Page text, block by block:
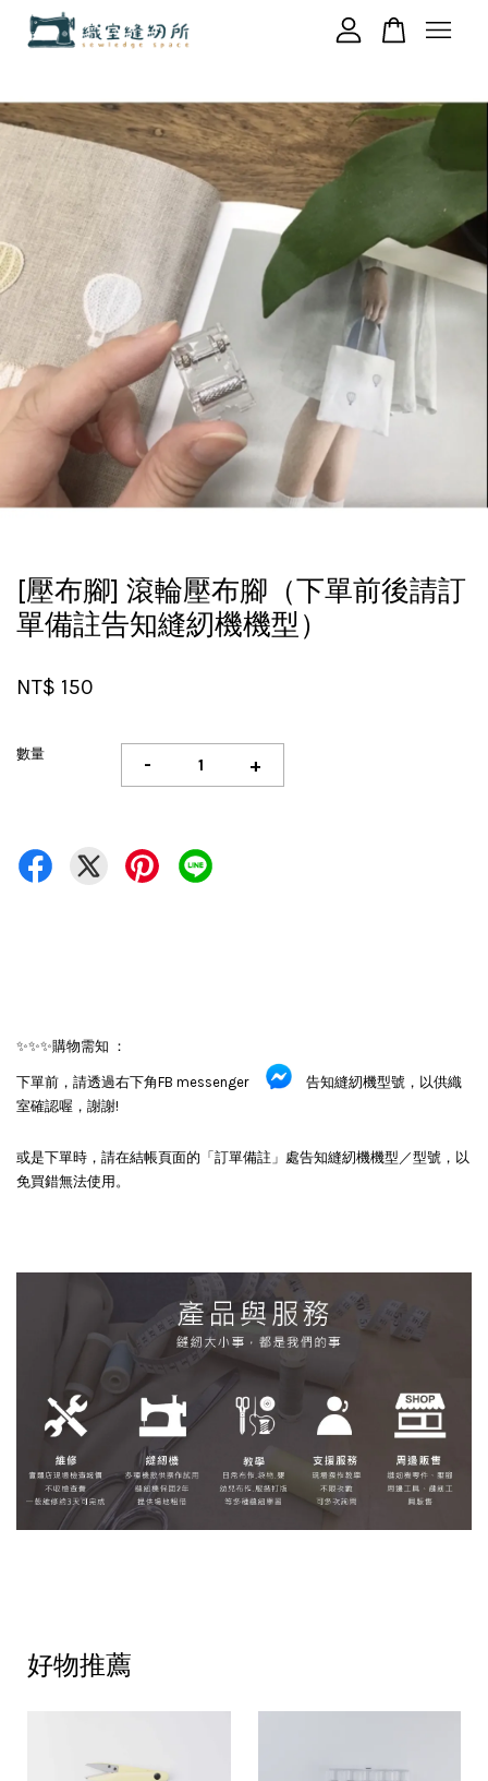
[壓布腳] 滾輪壓布腳（下單前後請訂
單備註告知縫紉機機型）
NT$ 150
數量 - +
✨✨✨購物需知 ：
下單前，請透過右下角FB messenger
告知縫紉機型號，以供織
室確認喔，謝謝!
或是下單時，請在結帳頁面的「訂單備註」處告知縫紉機機型／型號，以
免買錯無法使用。
好物推薦
您的購物車目前還是空的。
繼續購物